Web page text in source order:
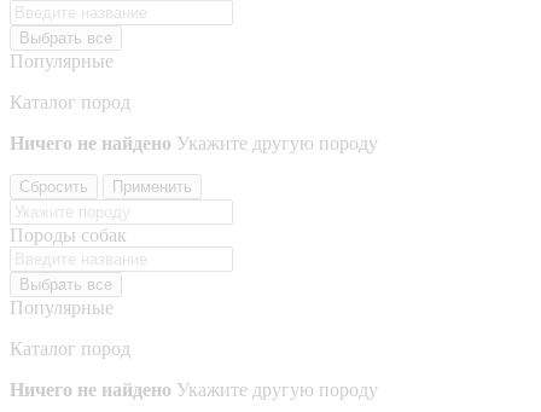
Выбрать все
Популярные
Каталог пород
Ничего не найдено Укажите другую породу
Сбросить Применить
Породы собак
Выбрать все
Популярные
Каталог пород
Ничего не найдено Укажите другую породу